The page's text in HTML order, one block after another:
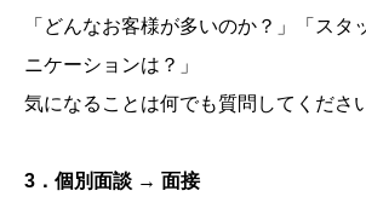
「どんなお客様が多いのか？」「スタ
ニケーションは？」
気になることは何でも質問してくださ
3．個別面談 → 面接